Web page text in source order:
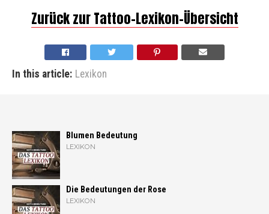
Zurück zur Tattoo-Lexikon-Übersicht
In this article: Lexikon
Blumen Bedeutung
LEXIKON
Die Bedeutungen der Rose
LEXIKON